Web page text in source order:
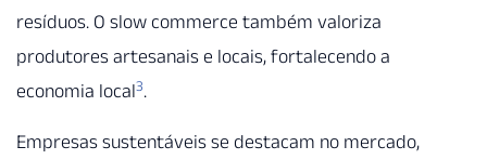
resíduos. O slow commerce também valoriza
produtores artesanais e locais, fortalecendo a
economia local3.
Empresas sustentáveis se destacam no mercado,